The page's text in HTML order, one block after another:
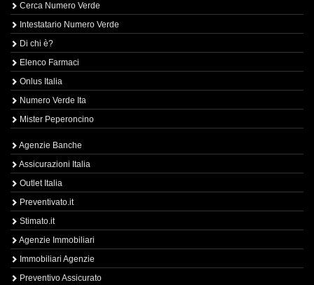
Cerca Numero Verde
Intestatario Numero Verde
Di chi è?
Elenco Farmaci
Onlus Italia
Numero Verde Ita
Mister Peperoncino
Agenzie Banche
Assicurazioni Italia
Outlet Italia
Preventivato.it
Stimato.it
Agenzie Immobiliari
Immobiliari Agenzie
Preventivo Assicurato